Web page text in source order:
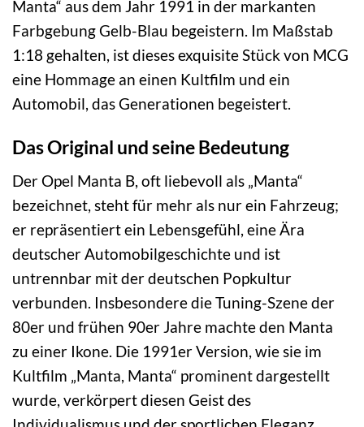
Manta“ aus dem Jahr 1991 in der markanten
Farbgebung Gelb-Blau begeistern. Im Maßstab
1:18 gehalten, ist dieses exquisite Stück von MCG
eine Hommage an einen Kultfilm und ein
Automobil, das Generationen begeistert.
Das Original und seine Bedeutung
Der Opel Manta B, oft liebevoll als „Manta“
bezeichnet, steht für mehr als nur ein Fahrzeug;
er repräsentiert ein Lebensgefühl, eine Ära
deutscher Automobilgeschichte und ist
untrennbar mit der deutschen Popkultur
verbunden. Insbesondere die Tuning-Szene der
80er und frühen 90er Jahre machte den Manta
zu einer Ikone. Die 1991er Version, wie sie im
Kultfilm „Manta, Manta“ prominent dargestellt
wurde, verkörpert diesen Geist des